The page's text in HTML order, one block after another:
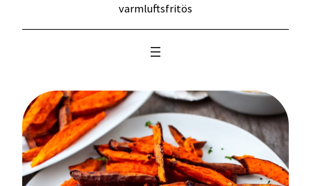
varmluftsfritös